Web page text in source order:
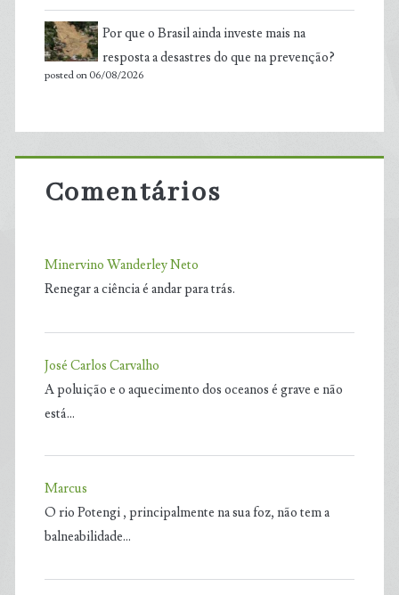
Por que o Brasil ainda investe mais na
resposta a desastres do que na prevenção?
posted on 06/08/2026
Comentários
Minervino Wanderley Neto
Renegar a ciência é andar para trás.
José Carlos Carvalho
A poluição e o aquecimento dos oceanos é grave e não
está…
Marcus
O rio Potengi , principalmente na sua foz, não tem a
balneabilidade…